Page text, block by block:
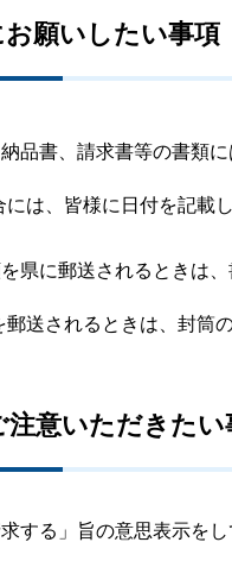
願いしたい事項
品書、請求書等の書類
は、皆様に日付を記
県に郵送されるときは
送されるときは、封筒
意いただきたい
する」旨の意思表示をし